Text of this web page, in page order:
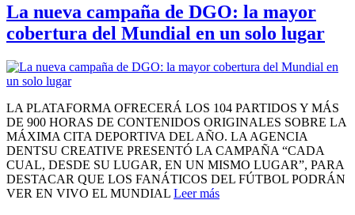
La nueva campaña de DGO: la mayor
cobertura del Mundial en un solo lugar
LA PLATAFORMA OFRECERÁ LOS 104 PARTIDOS Y MÁS
DE 900 HORAS DE CONTENIDOS ORIGINALES SOBRE LA
MÁXIMA CITA DEPORTIVA DEL AÑO. LA AGENCIA
DENTSU CREATIVE PRESENTÓ LA CAMPAÑA “CADA
CUAL, DESDE SU LUGAR, EN UN MISMO LUGAR”, PARA
DESTACAR QUE LOS FANÁTICOS DEL FÚTBOL PODRÁN
VER EN VIVO EL MUNDIAL Leer más